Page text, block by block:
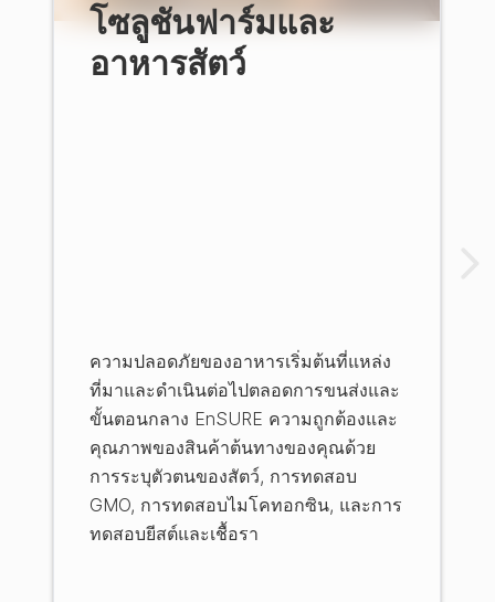
โซลูชันฟาร์มและ
อาหารสัตว์
ความปลอดภัยของอาหารเริ่มต้นที่แหล่ง
ที่มาและดำเนินต่อไปตลอดการขนส่งและ
ขั้นตอนกลาง EnSURE ความถูกต้องและ
คุณภาพของสินค้าต้นทางของคุณด้วย
การระบุตัวตนของสัตว์, การทดสอบ
GMO, การทดสอบไมโคทอกซิน, และการ
ทดสอบยีสต์และเชื้อรา